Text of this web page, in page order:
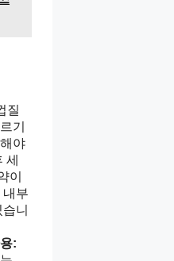
질
기
야
세
이
내부
니
: